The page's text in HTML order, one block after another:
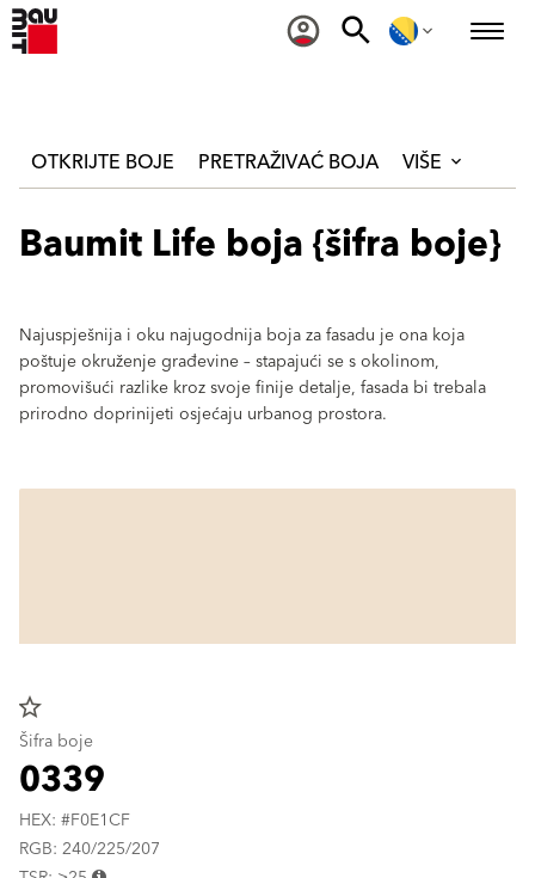
OTKRIJTE BOJE PRETRAŽIVAĆ BOJA VIŠE
Baumit Life boja {šifra boje}
Najuspješnija i oku najugodnija boja za fasadu je ona koja
poštuje okruženje građevine – stapajući se s okolinom,
promovišući razlike kroz svoje finije detalje, fasada bi trebala
prirodno doprinijeti osjećaju urbanog prostora.
star_border
Šifra boje
0339
HEX: #F0E1CF
RGB: 240/225/207